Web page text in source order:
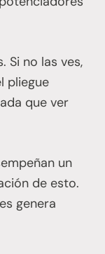
Si no las ves,
pliegue
que ver
un
de esto.
genera